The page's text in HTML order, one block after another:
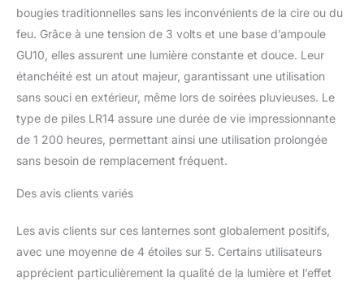
bougies traditionnelles sans les inconvénients de la cire ou du
feu. Grâce à une tension de 3 volts et une base d’ampoule
GU10, elles assurent une lumière constante et douce. Leur
étanchéité est un atout majeur, garantissant une utilisation
sans souci en extérieur, même lors de soirées pluvieuses. Le
type de piles LR14 assure une durée de vie impressionnante
de 1 200 heures, permettant ainsi une utilisation prolongée
sans besoin de remplacement fréquent.
Des avis clients variés
Les avis clients sur ces lanternes sont globalement positifs,
avec une moyenne de 4 étoiles sur 5. Certains utilisateurs
apprécient particulièrement la qualité de la lumière et l’effet